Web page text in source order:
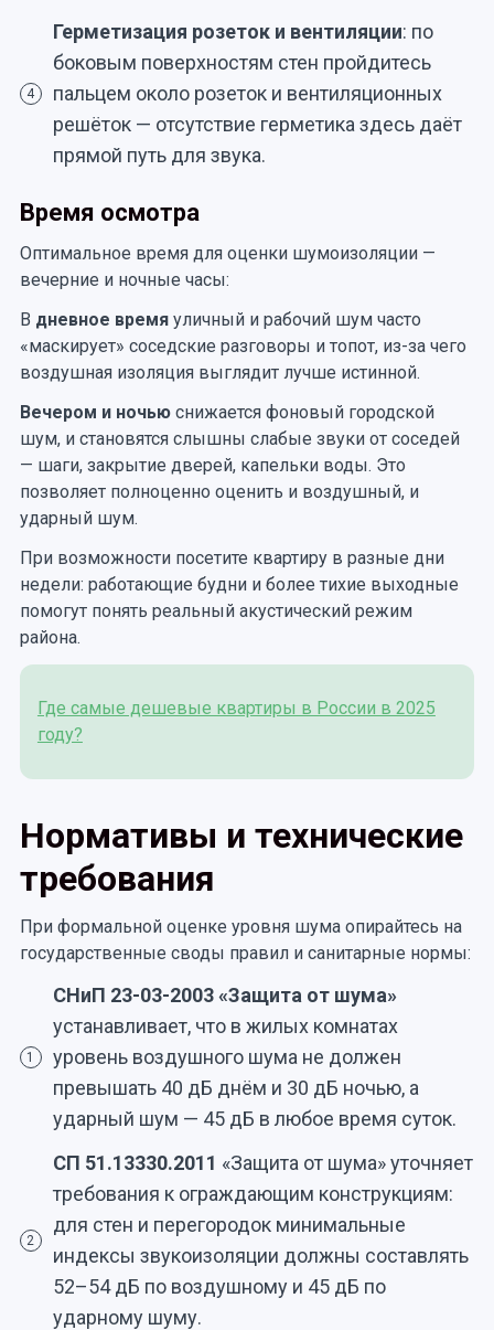
4
Герметизация розеток и вентиляции: по
боковым поверхностям стен пройдитесь
пальцем около розеток и вентиляционных
решёток — отсутствие герметика здесь даёт
прямой путь для звука.
Время осмотра
Оптимальное время для оценки шумоизоляции —
вечерние и ночные часы:
В дневное времяуличный и рабочий шум часто
«маскирует» соседские разговоры и топот, из-за чего
воздушная изоляция выглядит лучше истинной.
Вечером и ночьюснижается фоновый городской
шум, и становятся слышны слабые звуки от соседей
— шаги, закрытие дверей, капельки воды. Это
позволяет полноценно оценить и воздушный, и
ударный шум.
При возможности посетите квартиру в разные дни
недели: работающие будни и более тихие выходные
помогут понять реальный акустический режим
района.
Где самые дешевые квартиры в России в 2025
году?
Нормативы и технические
требования
При формальной оценке уровня шума опирайтесь на
государственные своды правил и санитарные нормы:
1
СНиП 23-03-2003 «Защита от шума»
устанавливает, что в жилых комнатах
уровень воздушного шума не должен
превышать 40 дБ днём и 30 дБ ночью, а
ударный шум — 45 дБ в любое время суток.
2
СП 51.13330.2011 «Защита от шума» уточняет
требования к ограждающим конструкциям:
для стен и перегородок минимальные
индексы звукоизоляции должны составлять
52–54 дБ по воздушному и 45 дБ по
ударному шуму.